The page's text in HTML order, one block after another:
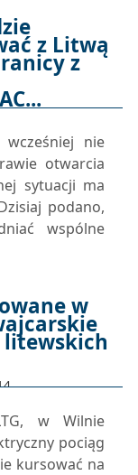
z Litwą
z
nie
otwarcia
sytuacji ma
podano,
wspólne
w
w Wilnie
pociąg
kursować na